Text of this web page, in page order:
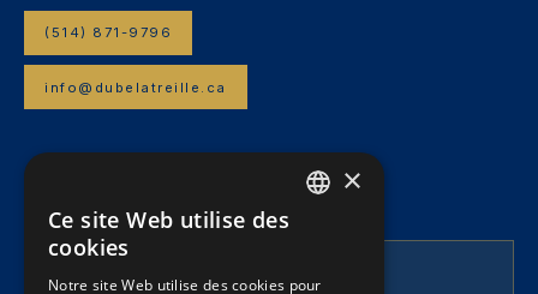
(514) 871-9796
info@dubelatreille.ca
INFOLETTRE
Pour suivre nos articles et l’actualité juridique.
×
Ce site Web utilise des
cookies
Notre site Web utilise des cookies pour